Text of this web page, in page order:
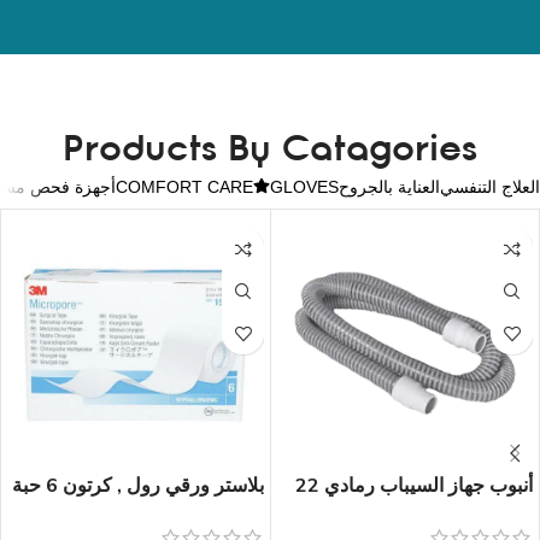
Products By Catagories
العلاج التنفسيالعناية بالجروحGLOVES
COMFORT CAREأجهزة فحص
أنبوب جهاز السيباب رمادي 22
بلاستر ورقي رول , كرتون 6 حبة